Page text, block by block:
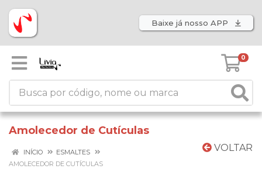
Baixe já nosso APP
0
Amolecedor de Cutículas
VOLTAR
INÍCIO
ESMALTES
AMOLECEDOR DE CUTÍCULAS